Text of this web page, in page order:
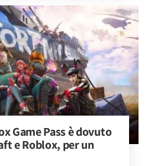
Game Pass è dovuto
e Roblox, per un